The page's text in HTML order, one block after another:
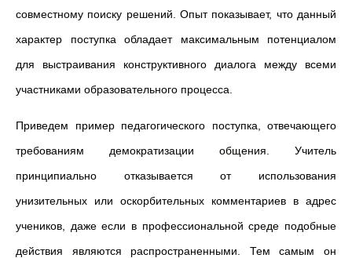
совместному поиску решений. Опыт показывает, что данный
характер поступка обладает максимальным потенциалом
для выстраивания конструктивного диалога между всеми
участниками образовательного процесса.
Приведем пример педагогического поступка, отвечающего
требованиям демократизации общения. Учитель
принципиально отказывается от использования
унизительных или оскорбительных комментариев в адрес
учеников, даже если в профессиональной среде подобные
действия являются распространенными. Тем самым он